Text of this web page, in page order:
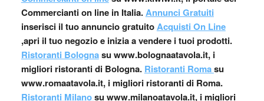
Commercianti on line in Italia.Annunci Gratuiti
inserisci il tuo annuncio gratuitoAcquisti On Line
,apri il tuo negozio e inizia a vendere i tuoi prodotti.
Ristoranti Bolognasu www.bolognaatavola.it, i
migliori ristoranti di Bologna. Ristoranti Romasu
www.romaatavola.it, i migliori ristoranti di Roma.
Ristoranti Milanosu www.milanoatavola.it, i migliori